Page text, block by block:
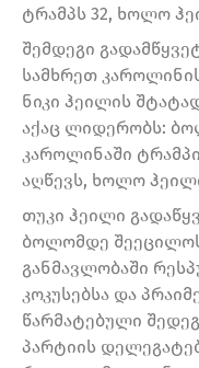
ტრამპს 32, ხოლო
შემდეგი
სამხრეთ
ნიკი ჰეილის
აქაც ლიდერობს:
კაროლინაში
აღწევს, ხოლო
თუკი ჰეილი
ბოლომდე
განმავლობაში
კოკუსებსა და
წარმატებული
პარტიის